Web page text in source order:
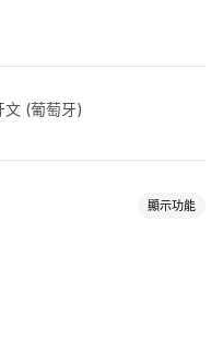
文 (葡萄牙)
顯示功能